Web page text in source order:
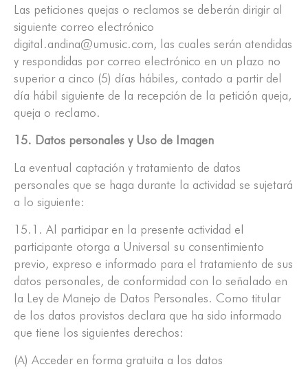
Las peticiones quejas o reclamos se deberán dirigir al
siguiente correo electrónico
digital.andina@umusic.com, las cuales serán atendidas
y respondidas por correo electrónico en un plazo no
superior a cinco (5) días hábiles, contado a partir del
día hábil siguiente de la recepción de la petición queja,
queja o reclamo.
15. Datos personales y Uso de Imagen
La eventual captación y tratamiento de datos
personales que se haga durante la actividad se sujetará
a lo siguiente:
15.1. Al participar en la presente actividad el
participante otorga a Universal su consentimiento
previo, expreso e informado para el tratamiento de sus
datos personales, de conformidad con lo señalado en
la Ley de Manejo de Datos Personales. Como titular
de los datos provistos declara que ha sido informado
que tiene los siguientes derechos:
(A) Acceder en forma gratuita a los datos